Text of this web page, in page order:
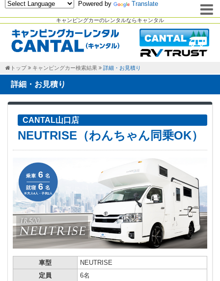
キャンピングカーのレンタルならキャンタル
Powered by Translate
トップ キャンピングカー検索結果 詳細・お見積り
詳細・お見積り
CANTAL山口店
NEUTRISE（わんちゃん同乗OK）
車型
NEUTRISE
定員
6名